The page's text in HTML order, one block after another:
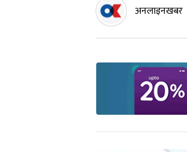
अनलाइनखबर